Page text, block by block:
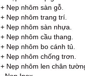
+ Nẹp nhôm sàn gỗ.
+ Nẹp nhôm trang trí.
+ Nẹp nhôm sàn nhựa.
+ Nẹp nhôm cầu thang.
+ Nẹp nhôm bo cánh tủ.
+ Nẹp nhôm chống trơn.
+ Nẹp nhôm len chân